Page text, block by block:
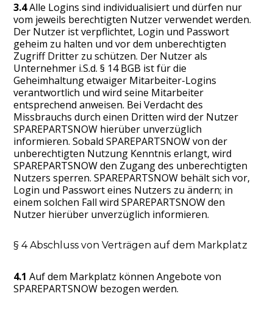
3.4Alle Logins sind individualisiert und dürfen nur
vom jeweils berechtigten Nutzer verwendet werden.
Der Nutzer ist verpflichtet, Login und Passwort
geheim zu halten und vor dem unberechtigten
Zugriff Dritter zu schützen. Der Nutzer als
Unternehmer i.S.d. § 14 BGB ist für die
Geheimhaltung etwaiger Mitarbeiter-Logins
verantwortlich und wird seine Mitarbeiter
entsprechend anweisen. Bei Verdacht des
Missbrauchs durch einen Dritten wird der Nutzer
SPAREPARTSNOW hierüber unverzüglich
informieren. Sobald SPAREPARTSNOW von der
unberechtigten Nutzung Kenntnis erlangt, wird
SPAREPARTSNOW den Zugang des unberechtigten
Nutzers sperren. SPAREPARTSNOW behält sich vor,
Login und Passwort eines Nutzers zu ändern; in
einem solchen Fall wird SPAREPARTSNOW den
Nutzer hierüber unverzüglich informieren.
§ 4 Abschluss von Verträgen auf dem Markplatz
4.1 Auf dem Markplatz können Angebote von
SPAREPARTSNOW bezogen werden.